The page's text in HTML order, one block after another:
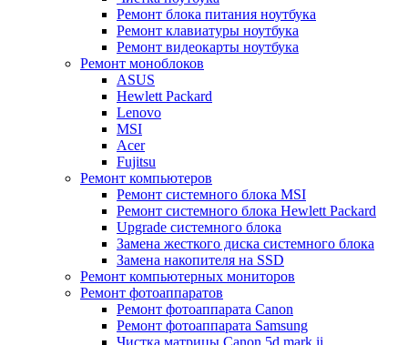
Ремонт блока питания ноутбука
Ремонт клавиатуры ноутбука
Ремонт видеокарты ноутбука
Ремонт моноблоков
ASUS
Hewlett Packard
Lenovo
MSI
Acer
Fujitsu
Ремонт компьютеров
Ремонт системного блока MSI
Ремонт системного блока Hewlett Packard
Upgrade системного блока
Замена жесткого диска системного блока
Замена накопителя на SSD
Ремонт компьютерных мониторов
Ремонт фотоаппаратов
Ремонт фотоаппарата Canon
Ремонт фотоаппарата Samsung
Чистка матрицы Canon 5d mark ii